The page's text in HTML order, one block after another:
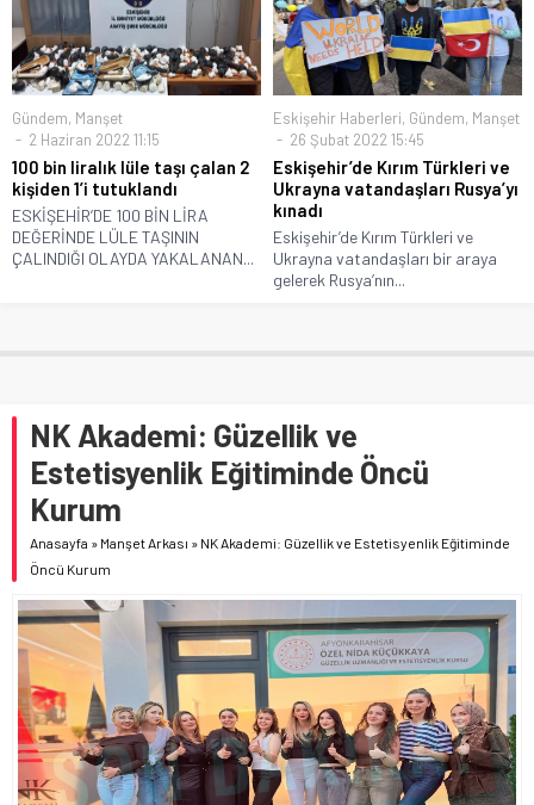
Gündem, Manşet
2 Haziran 2022 11:15
100 bin liralık lüle taşı çalan 2
kişiden 1’i tutuklandı
ESKİŞEHİR’DE 100 BİN LİRA
DEĞERİNDE LÜLE TAŞININ
ÇALINDIĞI OLAYDA YAKALANAN...
Eskişehir Haberleri, Gündem, Manşet
26 Şubat 2022 15:45
Eskişehir’de Kırım Türkleri ve
Ukrayna vatandaşları Rusya’yı
kınadı
Eskişehir’de Kırım Türkleri ve
Ukrayna vatandaşları bir araya
gelerek Rusya’nın...
NK Akademi: Güzellik ve
Estetisyenlik Eğitiminde Öncü
Kurum
Anasayfa » Manşet Arkası » NK Akademi: Güzellik ve Estetisyenlik Eğitiminde
Öncü Kurum